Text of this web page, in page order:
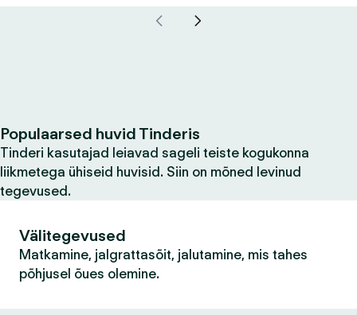
Populaarsed huvid Tinderis
Tinderi kasutajad leiavad sageli teiste kogukonna
liikmetega ühiseid huvisid. Siin on mõned levinud
tegevused.
Välitegevused
Matkamine, jalgrattasõit, jalutamine, mis tahes
põhjusel õues olemine.